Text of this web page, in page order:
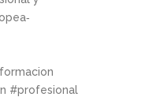
#profesional